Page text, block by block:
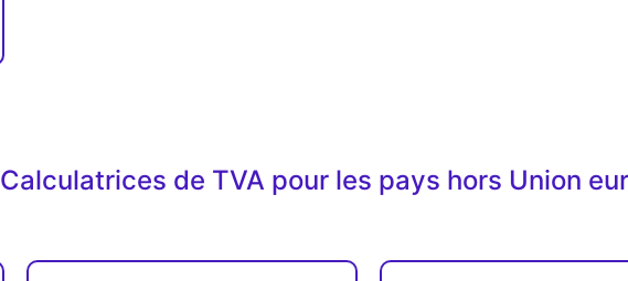
Calculatrices de TVA pour les pays hors Union